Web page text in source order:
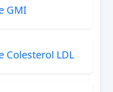
GMI
Colesterol LDL